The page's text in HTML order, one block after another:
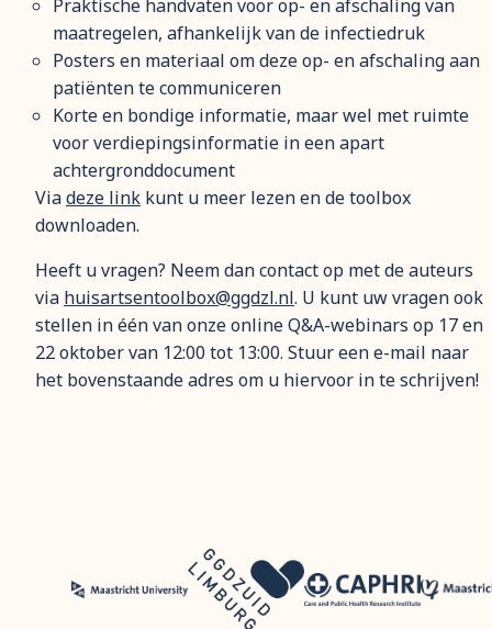
Praktische handvaten voor op- en afschaling van
maatregelen, afhankelijk van de infectiedruk
Posters en materiaal om deze op- en afschaling aan
patiënten te communiceren
Korte en bondige informatie, maar wel met ruimte
voor verdiepingsinformatie in een apart
achtergronddocument
Viadeze link kunt u meer lezen en de toolbox
downloaden.
Heeft u vragen? Neem dan contact op met de auteurs
via huisartsentoolbox@ggdzl.nl. U kunt uw vragen ook
stellen in één van onze online Q&A-webinars op 17 en
22 oktober van 12:00 tot 13:00. Stuur een e-mail naar
het bovenstaande adres om u hiervoor in te schrijven!